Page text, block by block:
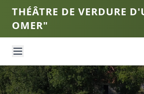
THÉÂTRE DE VERDURE
OMER"